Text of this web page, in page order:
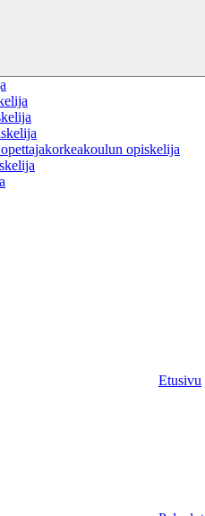
opiskelija
Etusivu